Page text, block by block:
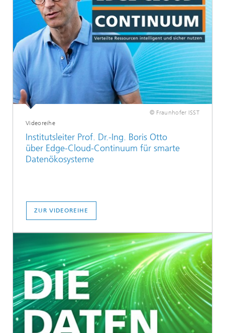
© Fraunhofer ISST
Videoreihe
Institutsleiter Prof. Dr.-Ing. Boris Otto
über Edge-Cloud-Continuum für smarte
Datenökosysteme
ZUR VIDEOREIHE